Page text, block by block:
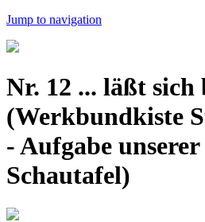
Jump to navigation
Nr. 12 ... läßt sich
(Werkbundkiste
- Aufgabe
Schautafel)